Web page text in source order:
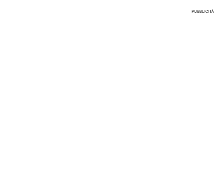
PUBBLICITÀ